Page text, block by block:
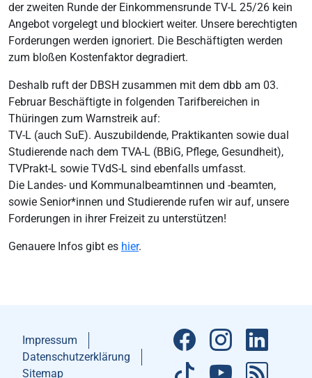
der zweiten Runde der Einkommensrunde TV-L 25/26 kein
Angebot vorgelegt und blockiert weiter. Unsere berechtigten
Forderungen werden ignoriert. Die Beschäftigten werden
zum bloßen Kostenfaktor degradiert.
Deshalb ruft der DBSH zusammen mit dem dbb am 03.
Februar Beschäftigte in folgenden Tarifbereichen in
Thüringen zum Warnstreik auf:
TV-L (auch SuE). Auszubildende, Praktikanten sowie dual
Studierende nach dem TVA-L (BBiG, Pflege, Gesundheit),
TVPrakt-L sowie TVdS-L sind ebenfalls umfasst.
Die Landes- und Kommunalbeamtinnen und -beamten,
sowie Senior*innen und Studierende rufen wir auf, unsere
Forderungen in ihrer Freizeit zu unterstützen!
Genauere Infos gibt es hier.
Impressum
Datenschutzerklärung
Sitemap